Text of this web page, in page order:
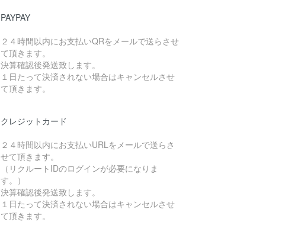
PAYPAY
２４時間以内にお支払いQRをメールで送らさせ
て頂きます。
決算確認後発送致します。
１日たって決済されない場合はキャンセルさせ
て頂きます。
クレジットカード
２４時間以内にお支払いURLをメールで送らさ
せて頂きます。
（リクルートIDのログインが必要になりま
す。）
決算確認後発送致します。
１日たって決済されない場合はキャンセルさせ
て頂きます。